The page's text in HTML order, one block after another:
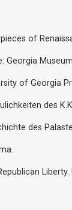
of
Georgia
of Georgia
des
des